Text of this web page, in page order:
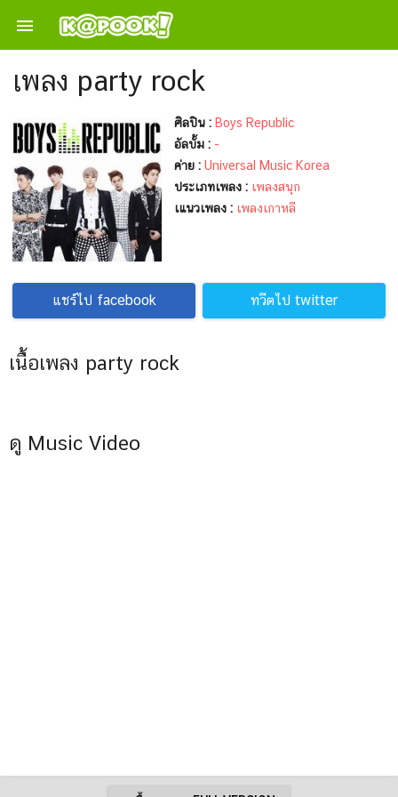

เพลง party rock
ศิลปิน : Boys Republic
อัลบั้ม : -
ค่าย : Universal Music Korea
ประเภทเพลง : เพลงสนุก
เแนวเพลง : เพลงเกาหลี
แชร์ไป facebook ทวีตไป twitter
เนื้อเพลง party rock
ดู Music Video